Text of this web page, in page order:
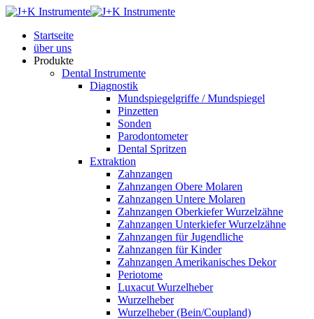
Startseite
über uns
Produkte
Dental Instrumente
Diagnostik
Mundspiegelgriffe / Mundspiegel
Pinzetten
Sonden
Parodontometer
Dental Spritzen
Extraktion
Zahnzangen
Zahnzangen Obere Molaren
Zahnzangen Untere Molaren
Zahnzangen Oberkiefer Wurzelzähne
Zahnzangen Unterkiefer Wurzelzähne
Zahnzangen für Jugendliche
Zahnzangen für Kinder
Zahnzangen Amerikanisches Dekor
Periotome
Luxacut Wurzelheber
Wurzelheber
Wurzelheber (Bein/Coupland)